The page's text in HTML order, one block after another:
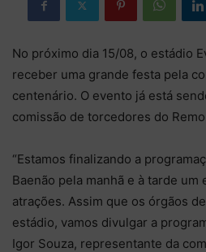
No próximo dia 15/08, o estádio
receber uma grande festa pela
centenário. O evento já está
comissão de torcedores do
“Estamos finalizando a
Baenão pela manhã e à tarde um
atrações. Assim que os órgãos
estádio, vamos divulgar a
Igor Souza, representante da